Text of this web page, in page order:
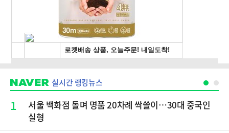
실시간 랭킹뉴스
1
서울 백화점 돌며 명품 20차례 싹쓸이…30대 중국인
실형